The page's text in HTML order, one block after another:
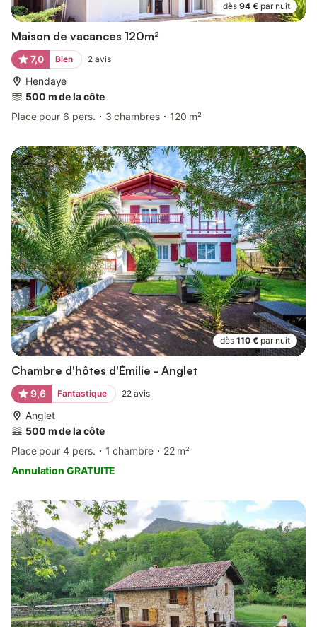
dès 94 € par nuit
Maison de vacances 120m²
7,0 Bien 2 avis
Hendaye
500 m de la côte
Place pour 6 pers.
3 chambres 120 m²
dès 110 € par nuit
Chambre d'hôtes d'Émilie - Anglet
9,6 Fantastique 22 avis
Anglet
500 m de la côte
Place pour 4 pers.
1 chambre
22 m²
Annulation GRATUITE